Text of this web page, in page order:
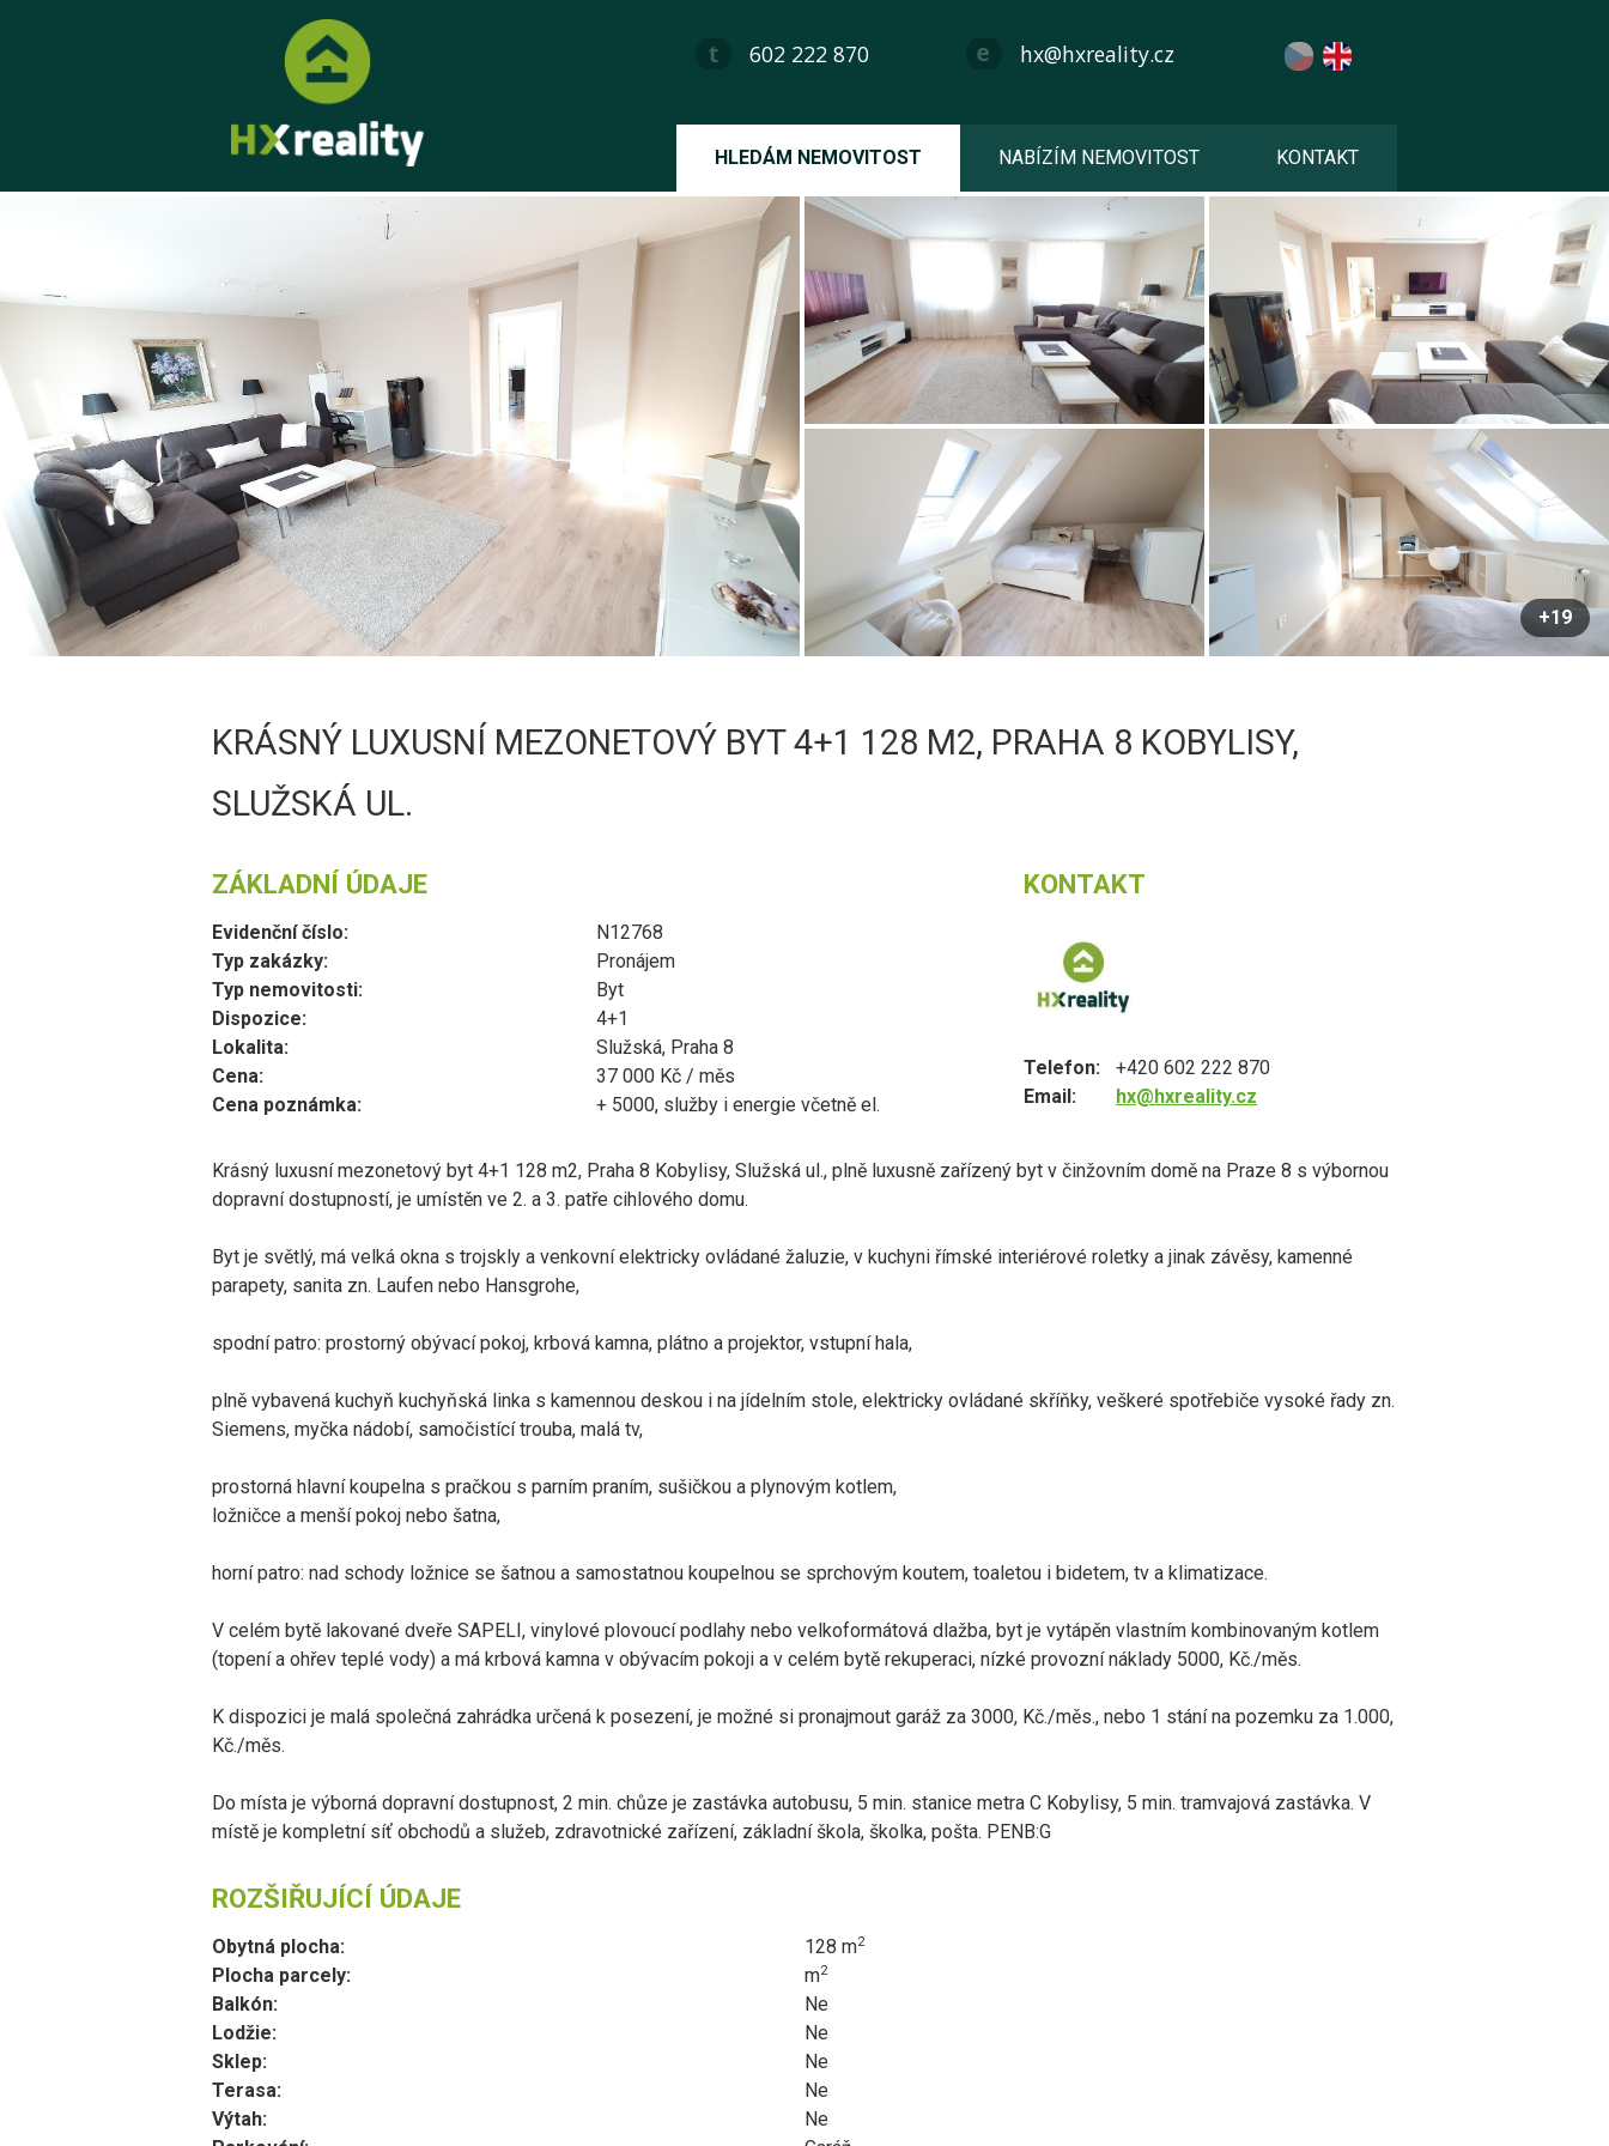
602 222 870 hx@hxreality.cz
HLEDÁM NEMOVITOST NABÍZÍM NEMOVITOST KONTAKT
+19
KRÁSNÝ LUXUSNÍ MEZONETOVÝ BYT 4+1 128 M2, PRAHA 8 KOBYLISY,
SLUŽSKÁ UL.
ZÁKLADNÍ ÚDAJE
Evidenční číslo:
N12768
Typ zakázky:
Pronájem
Typ nemovitosti:
Byt
Dispozice:
4+1
Lokalita:
Služská, Praha 8
Cena:
37 000 Kč / měs
Cena poznámka:
+ 5000, služby i energie včetně el.
KONTAKT
Telefon:
+420 602 222 870
Email:
hx@hxreality.cz
Krásný luxusní mezonetový byt 4+1 128 m2, Praha 8 Kobylisy, Služská ul., plně luxusně zařízený byt v činžovním domě na Praze 8 s výbornou
dopravní dostupností, je umístěn ve 2. a 3. patře cihlového domu.
Byt je světlý, má velká okna s trojskly a venkovní elektricky ovládané žaluzie, v kuchyni římské interiérové roletky a jinak závěsy, kamenné
parapety, sanita zn. Laufen nebo Hansgrohe,
spodní patro: prostorný obývací pokoj, krbová kamna, plátno a projektor, vstupní hala,
plně vybavená kuchyň kuchyňská linka s kamennou deskou i na jídelním stole, elektricky ovládané skříňky, veškeré spotřebiče vysoké řady zn.
Siemens, myčka nádobí, samočistící trouba, malá tv,
prostorná hlavní koupelna s pračkou s parním praním, sušičkou a plynovým kotlem,
ložničce a menší pokoj nebo šatna,
horní patro: nad schody ložnice se šatnou a samostatnou koupelnou se sprchovým koutem, toaletou i bidetem, tv a klimatizace.
V celém bytě lakované dveře SAPELI, vinylové plovoucí podlahy nebo velkoformátová dlažba, byt je vytápěn vlastním kombinovaným kotlem
(topení a ohřev teplé vody) a má krbová kamna v obývacím pokoji a v celém bytě rekuperaci, nízké provozní náklady 5000, Kč./měs.
K dispozici je malá společná zahrádka určená k posezení, je možné si pronajmout garáž za 3000, Kč./měs., nebo 1 stání na pozemku za 1.000,
Kč./měs.
Do místa je výborná dopravní dostupnost, 2 min. chůze je zastávka autobusu, 5 min. stanice metra C Kobylisy, 5 min. tramvajová zastávka. V
místě je kompletní síť obchodů a služeb, zdravotnické zařízení, základní škola, školka, pošta. PENB:G
ROZŠIŘUJÍCÍ ÚDAJE
Obytná plocha: 128 m2
Plocha parcely: m2
Balkón:
Ne
Lodžie:
Ne
Sklep:
Ne
Terasa:
Ne
Výtah:
Ne